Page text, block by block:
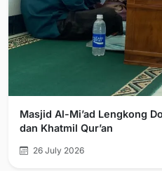
Masjid Al-Mi’ad Lengkong
dan Khatmil Qur’an
26 July 2026